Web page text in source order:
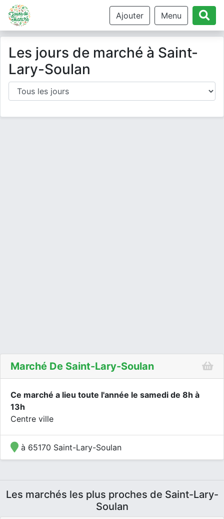
Ajouter Menu
Les jours de marché à Saint-
Lary-Soulan
Marché De Saint-Lary-Soulan
Ce marché a lieu toute l'année le samedi de 8h à
13h
Centre ville
à 65170 Saint-Lary-Soulan
Les marchés les plus proches de Saint-Lary-
Soulan